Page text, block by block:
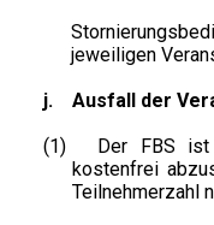
jeweiligen
j.
Ausfall der
(1)
Der FBS ist
kostenfrei
Teilnehmerzahl